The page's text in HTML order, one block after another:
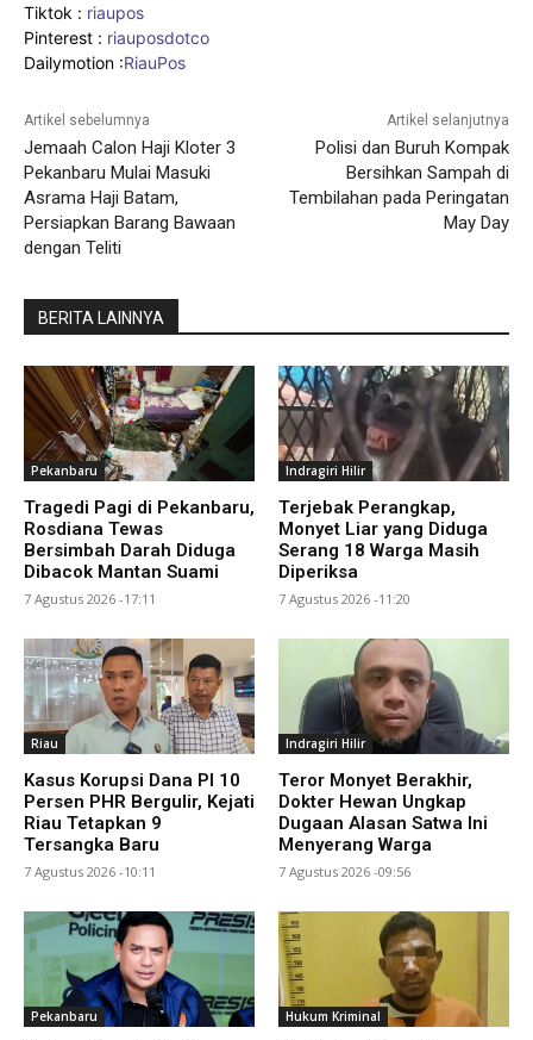
Tiktok : riaupos
Pinterest : riauposdotco
Dailymotion :RiauPos
Artikel sebelumnya
Jemaah Calon Haji Kloter 3
Pekanbaru Mulai Masuki
Asrama Haji Batam,
Persiapkan Barang Bawaan
dengan Teliti
Artikel selanjutnya
Polisi dan Buruh Kompak
Bersihkan Sampah di
Tembilahan pada Peringatan
May Day
BERITA LAINNYA
Pekanbaru
Tragedi Pagi di Pekanbaru,
Rosdiana Tewas
Bersimbah Darah Diduga
Dibacok Mantan Suami
7 Agustus 2026 -17:11
Indragiri Hilir
Terjebak Perangkap,
Monyet Liar yang Diduga
Serang 18 Warga Masih
Diperiksa
7 Agustus 2026 -11:20
Riau
Kasus Korupsi Dana PI 10
Persen PHR Bergulir, Kejati
Riau Tetapkan 9
Tersangka Baru
7 Agustus 2026 -10:11
Indragiri Hilir
Teror Monyet Berakhir,
Dokter Hewan Ungkap
Dugaan Alasan Satwa Ini
Menyerang Warga
7 Agustus 2026 -09:56
Pekanbaru Hukum Kriminal